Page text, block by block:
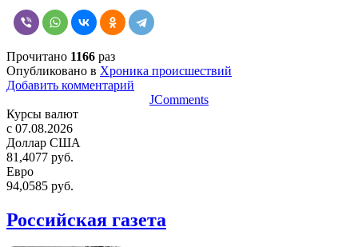
Прочитано 1166 раз
Опубликовано в Хроника происшествий
Добавить комментарий
JComments
Курсы валют
c 07.08.2026
Доллар США
81,4077 руб.
Евро
94,0585 руб.
Российская газета